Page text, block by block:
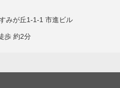
みが丘1-1-1 市進ビル
歩 約2分